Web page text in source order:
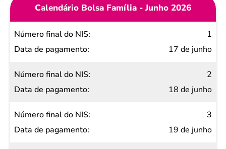
Calendário Bolsa Família - Junho 2026
Número
final do
Data de
pagamento
1
17 de junho
2
18 de junho
3
19 de junho